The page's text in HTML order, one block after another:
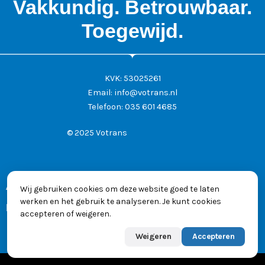
Vakkundig. Betrouwbaar.
Toegewijd.
KVK: 53025261
Email: info@votrans.nl
Telefoon: 035 601 4685
© 2025 Votrans
Algemene voorwaarden
Privacyverklaring
Wij gebruiken cookies om deze website goed te laten
werken en het gebruik te analyseren. Je kunt cookies
accepteren of weigeren.
Weigeren Accepteren